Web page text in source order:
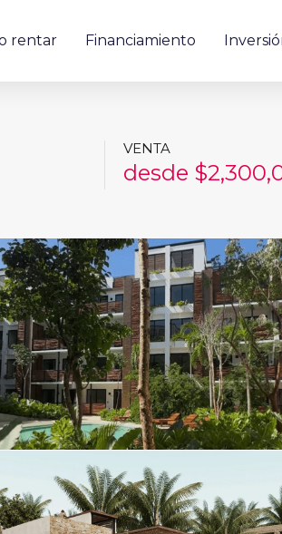
rentar Financiamiento
VENTA
desde